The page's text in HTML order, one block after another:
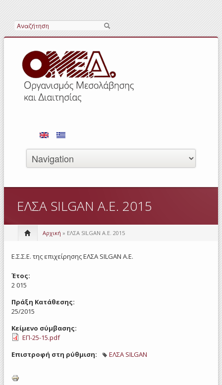
Αναζήτηση
ΕΛΣΑ SILGAN Α.Ε. 2015
Αρχική » ΕΛΣΑ SILGAN Α.Ε. 2015
Ε.Σ.Σ.Ε. της επιχείρησης ΕΛΣΑ SILGAN Α.Ε.
Έτος:
2 015
Πράξη Κατάθεσης:
25/2015
Κείμενο σύμβασης:
ΕΠ-25-15.pdf
Επιστροφή στη ρύθμιση:
ΕΛΣΑ SILGAN